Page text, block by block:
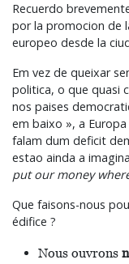
Recuerdo
por la promocion de
europeo desde la
Em vez de queixar
politica, o que quasi
nos paises
em baixo », a
falam dum deficit
estao ainda a
put our money
Que faisons-nous
édifice ?
Nous ouvrons